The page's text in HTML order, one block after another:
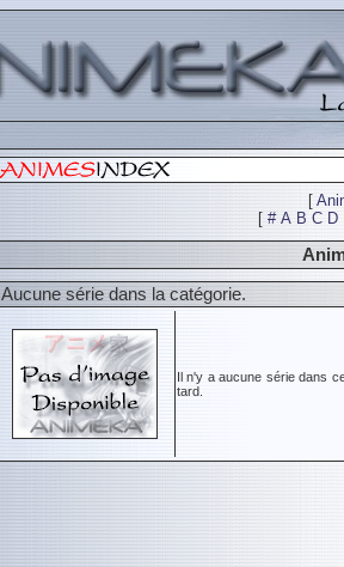
[
[ # A B C D
Aucune série dans la catégorie.
Il n'y a aucune série dans
tard.